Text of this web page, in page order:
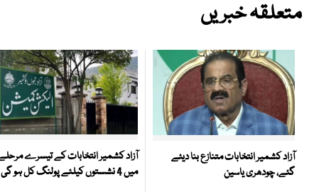
متعلقہ خبریں
آزاد کشمیر انتخابات متنازع بنا دیئے
گئے، چودھری یاسین
آزاد کشمیر انتخابات کے تیسرے
میں 4 نشستوں کیلئے پولنگ کل ہو گی